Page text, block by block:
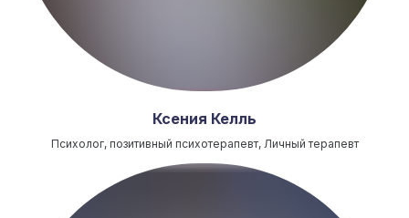
Ксения Келль
Психолог, позитивный психотерапевт, Личный терапевт